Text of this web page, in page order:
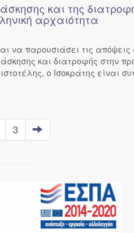
και της
αρχαιότητα
να παρουσιάσει τις
και διατροφής στην
ο Ισοκράτης είναι
3